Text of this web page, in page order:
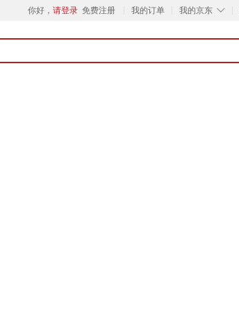
你好， 请登录 免费注册 我的订单 ◇
我的京东